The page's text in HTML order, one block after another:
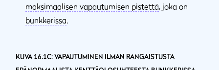
maksimaalisen vapautumisen pistettä, joka on
bunkkerissa.
KUVA 16.1C: VAPAUTUMINEN ILMAN RANGAISTUSTA